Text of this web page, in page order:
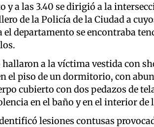
y a las 3.40 se dirigió a la
de la Policía de la Ciudad a
departamento se encontraba
a la víctima vestida con
el piso de un dormitorio, con
cubierto con dos pedazos de
en el baño y en el interior de
lesiones contusas